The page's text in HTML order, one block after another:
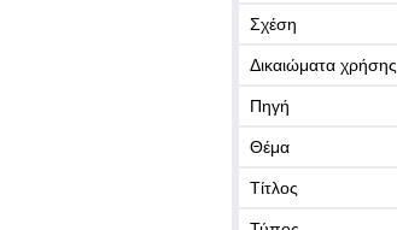
Σχέση
Δικαιώματα χρήσης
Πηγή
Θέμα
Τίτλος